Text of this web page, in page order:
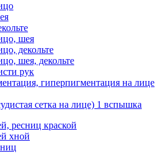
шея
декольте
шея, декольте
рук
гиперпигментация на лице
сетка на лице) 1 вспышка
ресниц краской
хной